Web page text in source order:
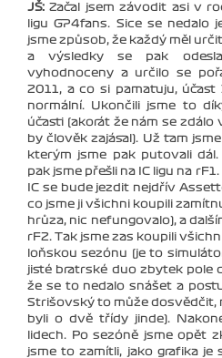
JŠ: Začal jsem závodit asi v
ligu GP4fans. Sice se nedalo
jsme způsob, že každý měl
a výsledky se pak
vyhodnoceny a určilo se
2011, a co si pamatuju,
normální. Ukončili jsme to
účasti (akorát že nám se zdálo
by člověk zajásal). Už tam
kterým jsme pak putovali dál.
pak jsme přešli na IC ligu na
IC se bude jezdit nejdřív
co jsme ji všichni koupili
hrůza, nic nefungovalo), a
rF2. Tak jsme zas koupili
loňskou sezónu (je to
jisté bratrské duo zbytek pole
že se to nedalo snášet a
Strišovský to může dosvědčit,
byli o dvě třídy jinde).
lidech. Po sezóně jsme opět
jsme to zamítli, jako grafika je